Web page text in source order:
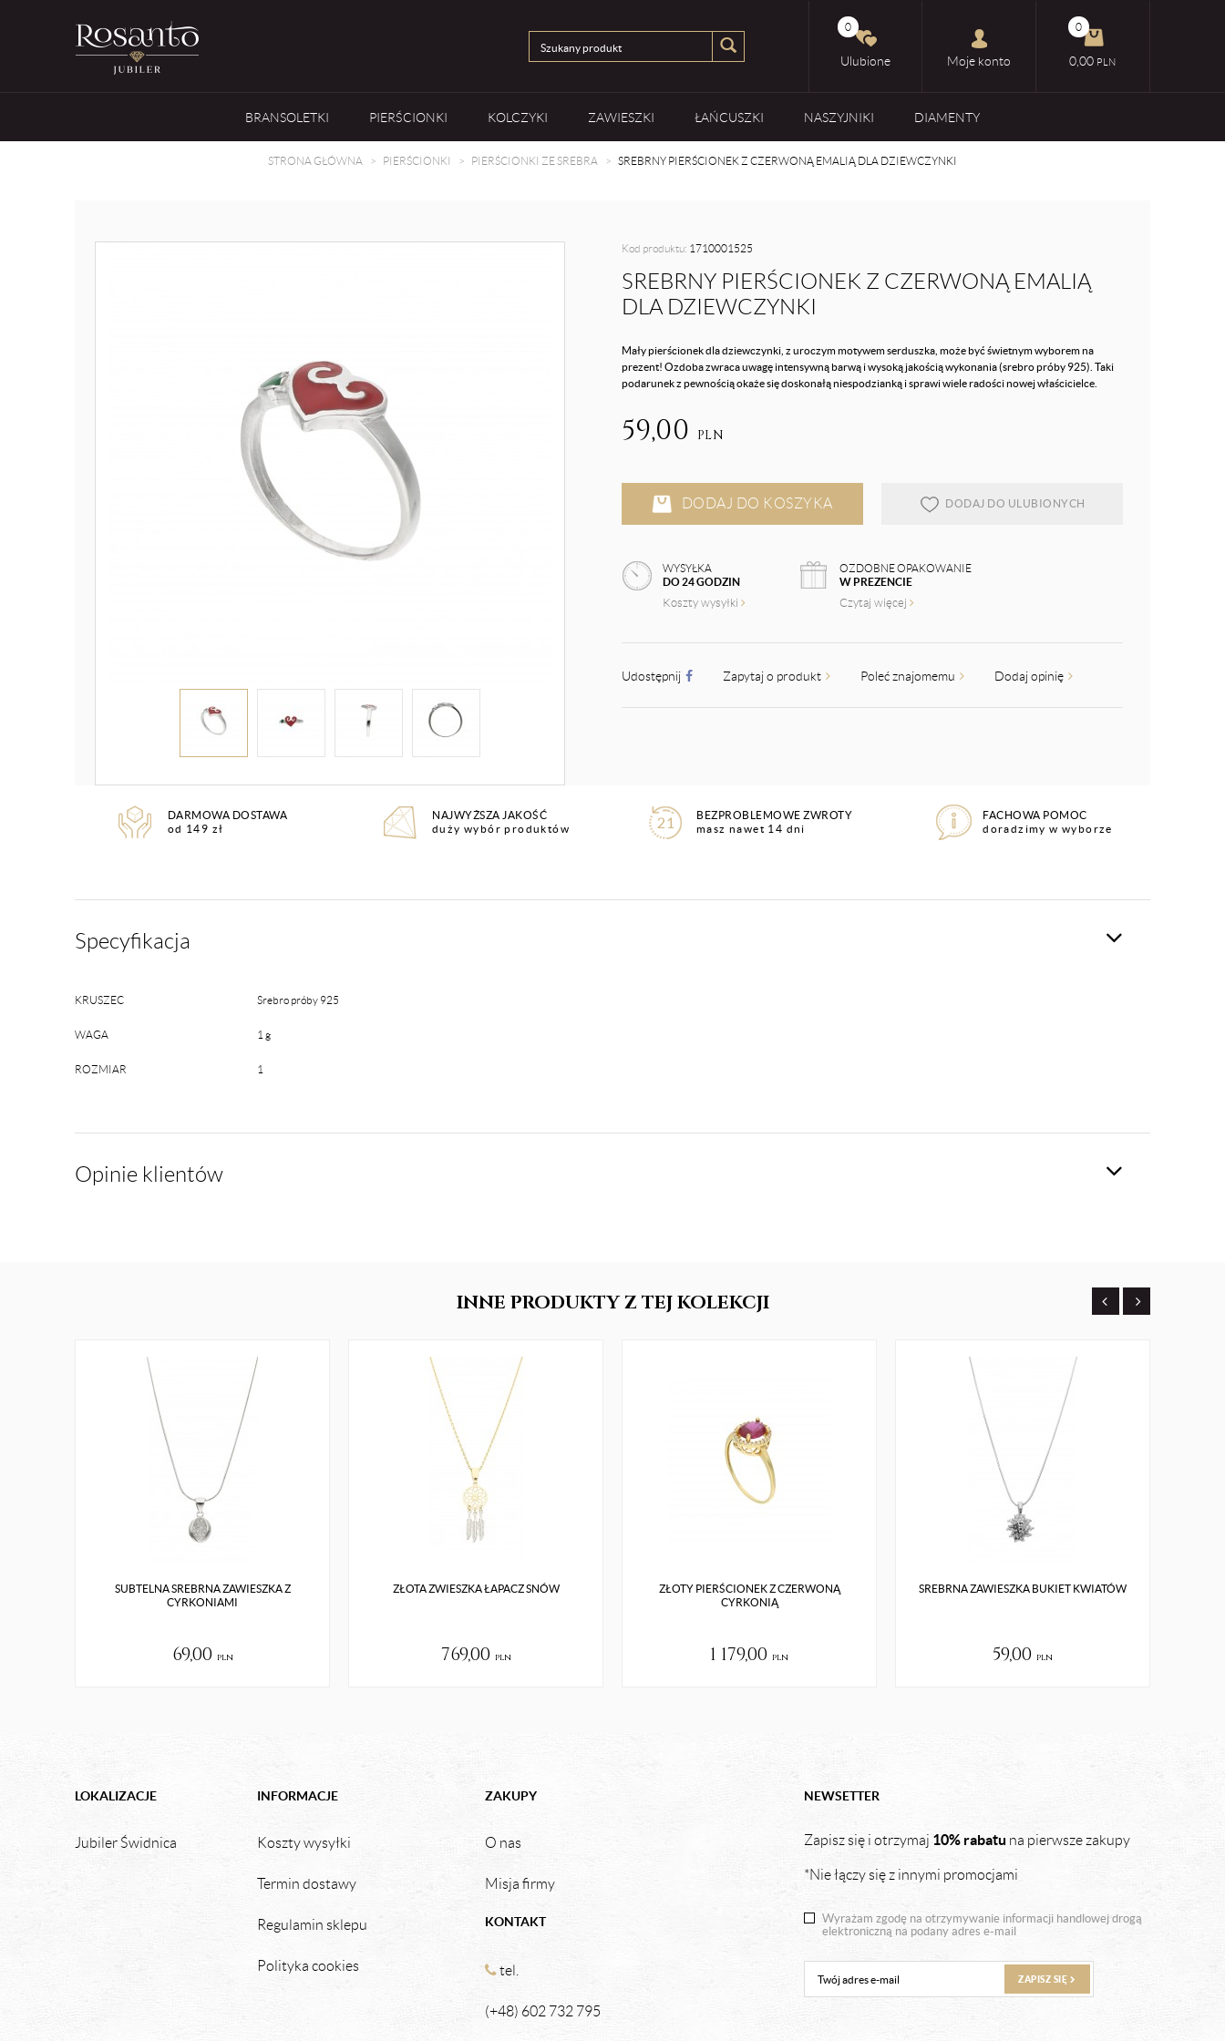
0
Ulubione Moje konto
0
0,00 PLN
BRANSOLETKI PIERŚCIONKI KOLCZYKI ZAWIESZKI ŁAŃCUSZKI NASZYJNIKI DIAMENTY
STRONA GŁÓWNA PIERŚCIONKI PIERŚCIONKI ZE SREBRA SREBRNY PIERŚCIONEK Z CZERWONĄ EMALIĄ DLA DZIEWCZYNKI
Kod produktu: 1710001525
SREBRNY PIERŚCIONEK Z CZERWONĄ EMALIĄ
DLA DZIEWCZYNKI
Mały pierścionek dla dziewczynki, z uroczym motywem serduszka, może być świetnym wyborem na
prezent! Ozdoba zwraca uwagę intensywną barwą i wysoką jakością wykonania (srebro próby 925). Taki
podarunek z pewnością okaże się doskonałą niespodzianką i sprawi wiele radości nowej właścicielce.
59,00 PLN
DODAJ DO KOSZYKA DODAJ DO ULUBIONYCH
WYSYŁKA
DO 24 GODZIN
Koszty wysyłki
OZDOBNE OPAKOWANIE
W PREZENCIE
Czytaj więcej
Udostępnij Zapytaj o produkt Poleć znajomemu Dodaj opinię
DARMOWA DOSTAWA
od 149 zł
NAJWYŻSZA JAKOŚĆ
duży wybór produktów
BEZPROBLEMOWE ZWROTY
masz nawet 14 dni
FACHOWA POMOC
doradzimy w wyborze
Specyfikacja
KRUSZEC Srebro próby 925
WAGA 1 g
ROZMIAR 1
Opinie klientów
INNE PRODUKTYZ TEJ KOLEKCJI
SUBTELNA SREBRNA ZAWIESZKA Z
CYRKONIAMI
69,00 pln
ZŁOTA ZWIESZKA ŁAPACZ SNÓW
769,00 pln
ZŁOTY PIERŚCIONEK Z CZERWONĄ
CYRKONIĄ
1 179,00 pln
SREBRNA ZAWIESZKA BUKIET KWIATÓW
59,00 pln
NEWSETTER
Zapisz się i otrzymaj 10% rabatu na pierwsze zakupy
*Nie łączy się z innymi promocjami
Wyrażam zgodę na otrzymywanie informacji handlowej drogą
elektroniczną na podany adres e-mail
ZAPISZ SIĘ
LOKALIZACJE
Jubiler Świdnica
INFORMACJE
Koszty wysyłki
Termin dostawy
Regulamin sklepu
Polityka cookies
ZAKUPY
O nas
Misja firmy
KONTAKT
tel.
(+48) 602 732 795